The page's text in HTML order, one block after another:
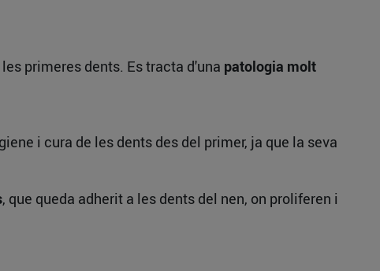
primeres dents. Es tracta d'una patologia molt
i cura de les dents des del primer, ja que la seva
, que queda adherit a les dents del nen, on proliferen i